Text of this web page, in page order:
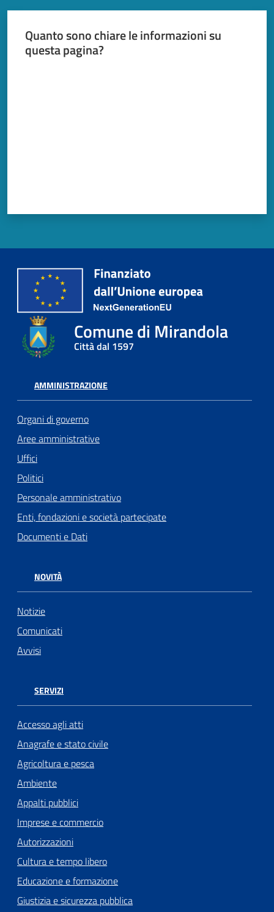
Quanto sono chiare le informazioni su
questa pagina?
Comune di Mirandola
Città dal 1597
AMMINISTRAZIONE
Organi di governo
Aree amministrative
Uffici
Politici
Personale amministrativo
Enti, fondazioni e società partecipate
Documenti e Dati
NOVITÀ
Notizie
Comunicati
Avvisi
SERVIZI
Accesso agli atti
Anagrafe e stato civile
Agricoltura e pesca
Ambiente
Appalti pubblici
Imprese e commercio
Autorizzazioni
Cultura e tempo libero
Educazione e formazione
Giustizia e sicurezza pubblica